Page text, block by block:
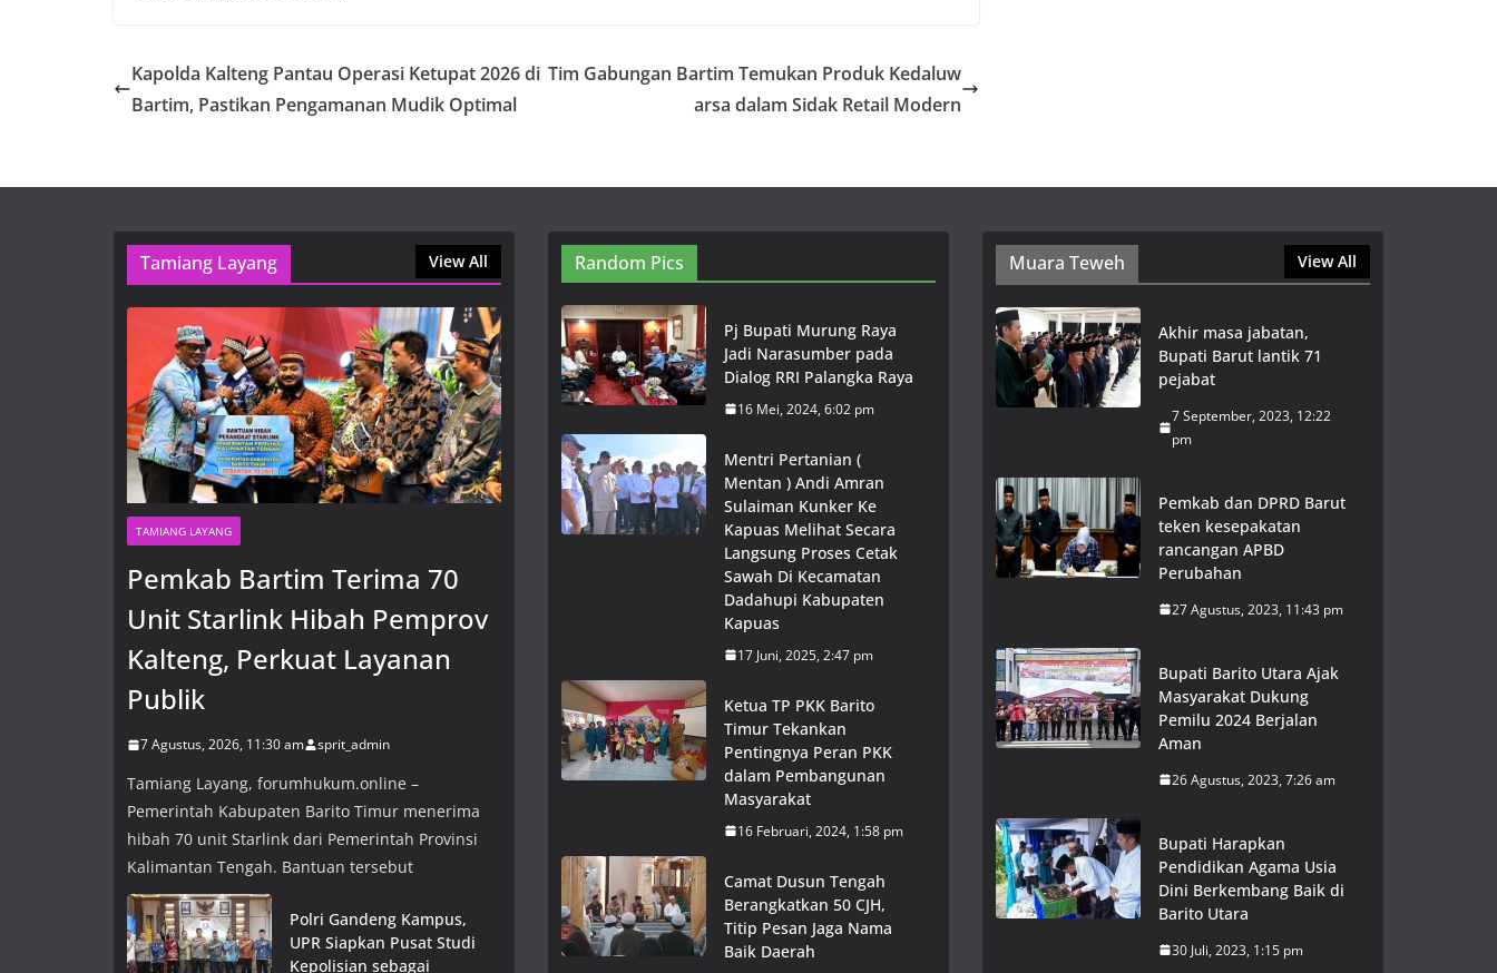
Kapolda Kalteng Pantau Operasi Ketupat 2026 di
Bartim, Pastikan Pengamanan Mudik Optimal
Tim Gabungan Bartim Temukan Produk Kedaluw
arsa dalam Sidak Retail Modern
Tamiang Layang View All
TAMIANG LAYANG
Pemkab Bartim Terima 70
Unit Starlink Hibah Pemprov
Kalteng, Perkuat Layanan
Publik
7 Agustus, 2026, 11:30 am sprit_admin
Tamiang Layang, forumhukum.online –
Pemerintah Kabupaten Barito Timur menerima
hibah 70 unit Starlink dari Pemerintah Provinsi
Kalimantan Tengah. Bantuan tersebut
Polri Gandeng Kampus,
UPR Siapkan Pusat Studi
Kepolisian sebagai
Random Pics
Pj Bupati Murung Raya
Jadi Narasumber pada
Dialog RRI Palangka Raya
16 Mei, 2024, 6:02 pm
Mentri Pertanian (
Mentan ) Andi Amran
Sulaiman Kunker Ke
Kapuas Melihat Secara
Langsung Proses Cetak
Sawah Di Kecamatan
Dadahupi Kabupaten
Kapuas
17 Juni, 2025, 2:47 pm
Ketua TP PKK Barito
Timur Tekankan
Pentingnya Peran PKK
dalam Pembangunan
Masyarakat
16 Februari, 2024, 1:58 pm
Camat Dusun Tengah
Berangkatkan 50 CJH,
Titip Pesan Jaga Nama
Baik Daerah
Muara Teweh View All
Akhir masa jabatan,
Bupati Barut lantik 71
pejabat
7 September, 2023, 12:22
pm
Pemkab dan DPRD Barut
teken kesepakatan
rancangan APBD
Perubahan
27 Agustus, 2023, 11:43 pm
Bupati Barito Utara Ajak
Masyarakat Dukung
Pemilu 2024 Berjalan
Aman
26 Agustus, 2023, 7:26 am
Bupati Harapkan
Pendidikan Agama Usia
Dini Berkembang Baik di
Barito Utara
30 Juli, 2023, 1:15 pm